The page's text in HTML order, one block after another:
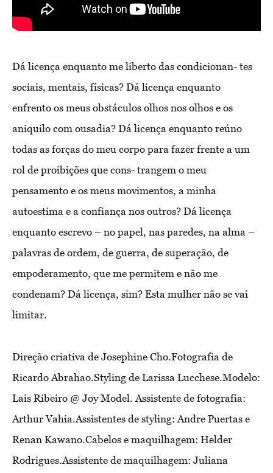
Dá licença enquanto me liberto das condicionan- tes
sociais, mentais, físicas? Dá licença enquanto
enfrento os meus obstáculos olhos nos olhos e os
aniquilo com ousadia? Dá licença enquanto reúno
todas as forças do meu corpo para fazer frente a um
rol de proibições que cons- trangem o meu
pensamento e os meus movimentos, a minha
autoestima e a confiança nos outros? Dá licença
enquanto escrevo – no papel, nas paredes, na alma –
palavras de ordem, de guerra, de superação, de
empoderamento, que me permitem e não me
condenam? Dá licença, sim? Esta mulher não se vai
limitar.
Direção criativa de Josephine Cho.Fotografia de
Ricardo Abrahao.Styling de Larissa Lucchese.Modelo:
Lais Ribeiro @ Joy Model. Assistente de fotografia:
Arthur Vahia.Assistentes de styling: Andre Puertas e
Renan Kawano.Cabelos e maquilhagem: Helder
Rodrigues.Assistente de maquilhagem: Juliana